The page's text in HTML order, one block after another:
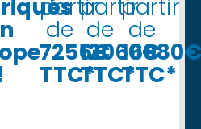
partir
de
7256€
TTC*
partir
de
12060€
TTC*
partir
de
TTC*